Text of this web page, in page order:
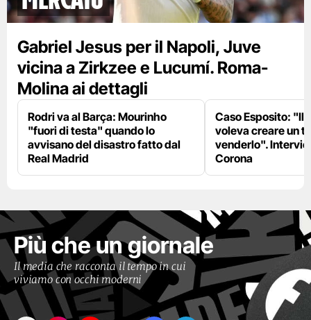
Gabriel Jesus per il Napoli, Juve
vicina a Zirkzee e Lucumí. Roma-
Molina ai dettagli
Rodri va al Barça: Mourinho
"fuori di testa" quando lo
avvisano del disastro fatto dal
Real Madrid
Caso Esposito: "Il
voleva creare un
venderlo".
Corona
Più che un giornale
Il media che racconta il tempo in cui
viviamo con occhi moderni